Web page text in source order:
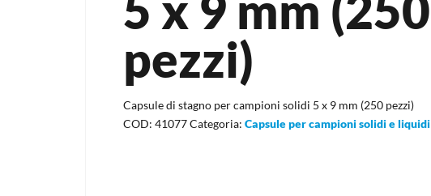
pezzi)
Capsule di stagno per campioni solidi 5 x 9 mm (250 pezzi)
COD: 41077Categoria: Capsule per campioni solidi e liquidi